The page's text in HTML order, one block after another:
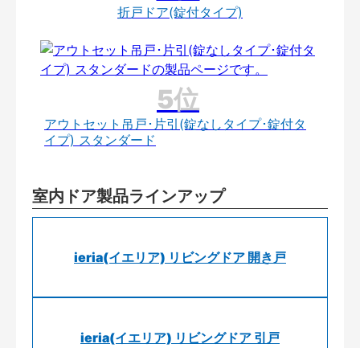
折戸ドア(錠付タイプ)
アウトセット吊戸･片引(錠なしタイプ･錠付タ
イプ) スタンダード
室内ドア製品ラインアップ
ieria(イエリア) リビングドア 開き戸
ieria(イエリア) リビングドア 引戸